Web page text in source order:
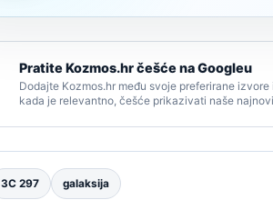
Pratite Kozmos.hr češće na Googleu
Dodajte Kozmos.hr među svoje preferirane izvore
kada je relevantno, češće prikazivati naše
3C 297 galaksija